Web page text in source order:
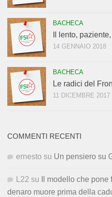
BACHECA
Il lento,
14 GENNAIO 2018
BACHECA
Le radici del
11 DICEMBRE 2017
COMMENTI RECENTI
ernesto su Un pensiero su
L22 su
Il modello che
denaro muore prima della